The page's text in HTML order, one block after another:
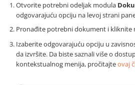
Otvorite potrebni odeljak modula
odgovarajuću opciju na levoj strani
Pronađite potrebni dokument i kliknite
Izaberite odgovarajuću opciju u
da izvršite. Da biste saznali više o
kontekstualnog menija, pročitajteovaj